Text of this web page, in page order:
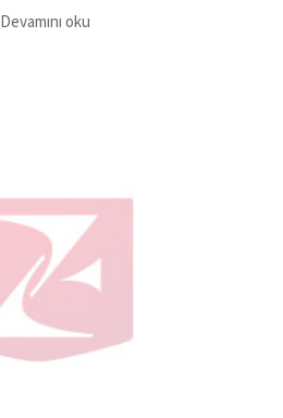
Devamını oku